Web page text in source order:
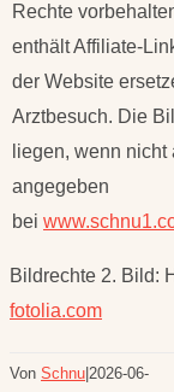
Rechte
enthält Affiliate-
der Website
Arztbesuch. Die
liegen, wenn nicht
angegeben
bei
Bildrechte 2. Bild:
fotolia.com
Von Schnu 2026-06-